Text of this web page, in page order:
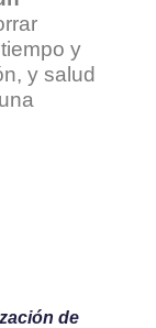
y
y salud
de